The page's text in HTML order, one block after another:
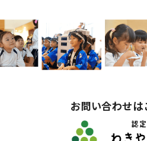
お問い合わせは